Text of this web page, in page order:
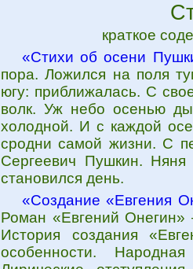
краткое
«Стихи об осени
пора. Ложился на поля
югу: приближалась. С
волк. Уж небо осенью
холодной. И с каждой
сродни самой жизни. С
Сергеевич Пушкин.
становился день.
«Создание «Евгения
Роман «Евгений
История создания
особенности.